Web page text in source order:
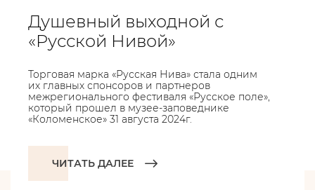
Душевный выходной с
«Русской Нивой»
Торговая марка «Русская Нива» стала одним
их главных спонсоров и партнеров
межрегионального фестиваля «Русское поле»,
который прошел в музее-заповеднике
«Коломенское» 31 августа 2024г.
ЧИТАТЬ ДАЛЕЕ